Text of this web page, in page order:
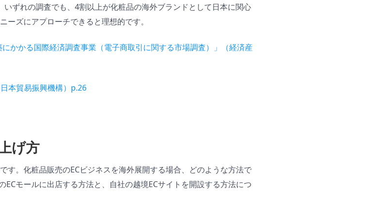
ずれの調査でも、4割以上が化粧品の海外ブランドとして日本に関心
ーズにアプローチできると理想的です。
かかる国際経済調査事業（電子商取引に関する市場調査）」（経済産
本貿易振興機構）p.26
げ方
す。化粧品販売のECビジネスを海外展開する場合、どのような方法で
モールに出店する方法と、自社の越境ECサイトを開設する方法につ